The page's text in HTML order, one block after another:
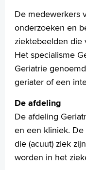
De medewerkers
onderzoeken en
ziektebeelden die
Het specialisme
Geriatrie
geriater of een
De afdeling
De afdeling
en een kliniek.
die (acuut) ziek
worden in het